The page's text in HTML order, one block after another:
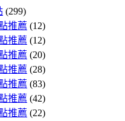
(299)
推薦 (12)
推薦 (12)
推薦 (20)
推薦 (28)
推薦 (83)
推薦 (42)
推薦 (22)